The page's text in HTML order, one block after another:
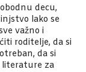
decu,
lako se
važno i
roditelje, da si
da si
literature za